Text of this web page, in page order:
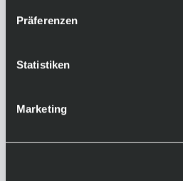
Präferenzen
Statistiken
Marketing
Größe: